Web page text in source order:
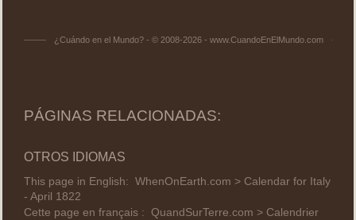
¿Cuándo en el Mundo? - © 2008-2026 - www.CuandoEnElMundo.com
PÁGINAS RELACIONADAS:
OTROS IDIOMAS
This page in English: WhenOnEarth.com > Calendar for Italy
- April 1822
Cette page en français : QuandSurTerre.com > Calendrier